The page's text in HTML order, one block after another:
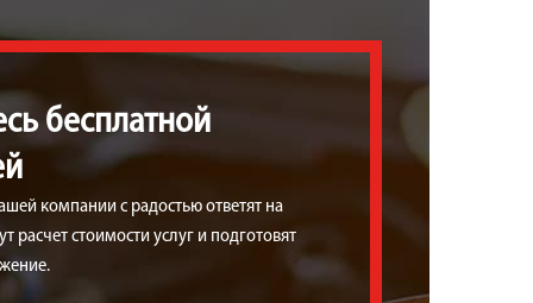
бесплатной
компании с радостью ответят на
расчет стоимости услуг и подготовят